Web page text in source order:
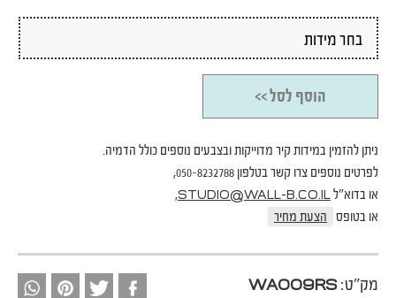
הוסף לסל >>
ניתן להזמין במידות קיר מדוייקות ובצבעים נוספים כולל הדמיה.
לפרטים נוספים צרו קשר בטלפון 050-8232788,
או בדוא"לSTUDIO@WALL-B.CO.IL
,
או בטופס
הצעת מחיר
מק"ט:WA009RS